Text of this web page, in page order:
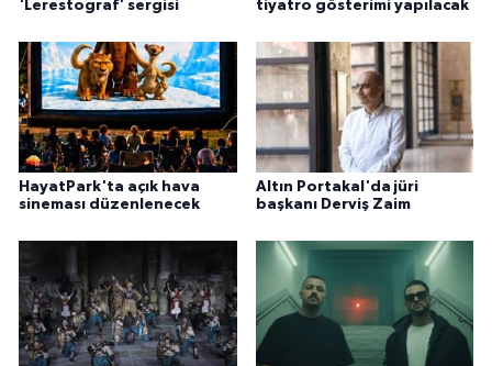
'Lerestograf' sergisi
tiyatro gösterimi yapılacak
HayatPark'ta açık hava
sineması düzenlenecek
Altın Portakal'da jüri
başkanı Derviş Zaim